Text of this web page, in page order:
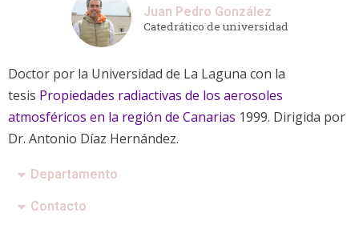
Juan Pedro González
Catedrático de universidad
Doctor por la Universidad de La Laguna con la
tesis Propiedades radiactivas de los aerosoles
atmosféricos en la región de Canarias 1999. Dirigida por
Dr. Antonio Díaz Hernández.
Departamento
Contacto